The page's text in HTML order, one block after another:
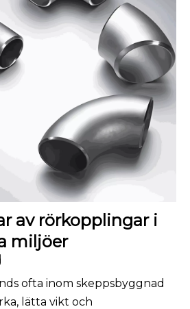
av rörkopplingar i
miljöer
ofta inom skeppsbyggnad
lätta vikt och